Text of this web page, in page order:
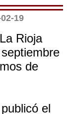
19
Rioja
de
el